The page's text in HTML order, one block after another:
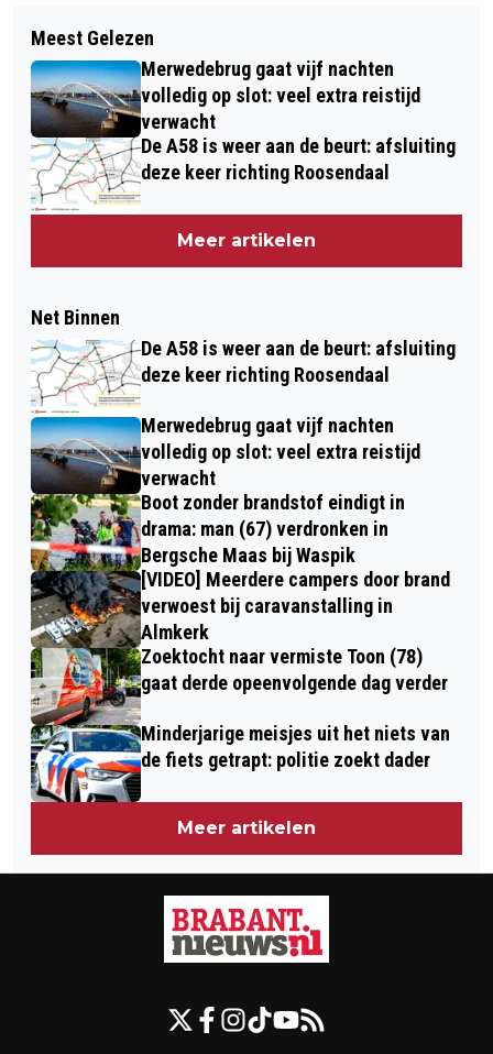
Meest Gelezen
Merwedebrug gaat vijf nachten
volledig op slot: veel extra reistijd
verwacht
De A58 is weer aan de beurt: afsluiting
deze keer richting Roosendaal
Meer artikelen
Net Binnen
De A58 is weer aan de beurt: afsluiting
deze keer richting Roosendaal
Merwedebrug gaat vijf nachten
volledig op slot: veel extra reistijd
verwacht
Boot zonder brandstof eindigt in
drama: man (67) verdronken in
Bergsche Maas bij Waspik
[VIDEO] Meerdere campers door brand
verwoest bij caravanstalling in
Almkerk
Zoektocht naar vermiste Toon (78)
gaat derde opeenvolgende dag verder
Minderjarige meisjes uit het niets van
de fiets getrapt: politie zoekt dader
Meer artikelen